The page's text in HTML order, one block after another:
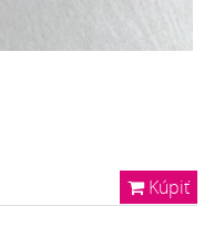
Kúpiť